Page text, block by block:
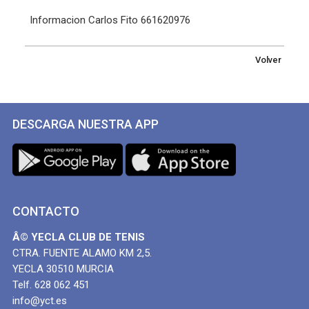
Informacion Carlos Fito 661620976
Volver
DESCARGA NUESTRA APP
CONTACTO
Â© YECLA CLUB DE TENIS
CTRA. FUENTE ALAMO KM 2,5.
YECLA 30510 MURCIA
Telf. 628 062 451
info@yct.es